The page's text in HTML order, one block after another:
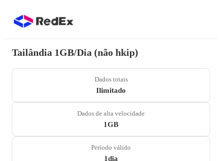
Tailândia 1GB/Dia (não hkip)
Dados totais
Ilimitado
Dados de alta velocidade
1GB
Período válido
1dia